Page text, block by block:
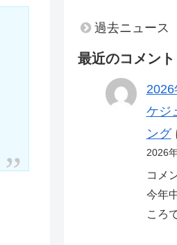
過去ニュース
最近のコメント
ケジ
ング
2026
コメ
今年
ころ